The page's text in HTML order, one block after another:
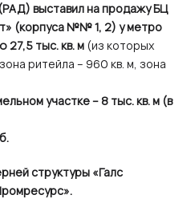
выставил на продажу БЦ
(корпуса №№ 1, 2) у метро
27,5 тыс. кв. м (из которых
ритейла – 960 кв. м, зона
участке – 8 тыс. кв. м (в
структуры «Галс